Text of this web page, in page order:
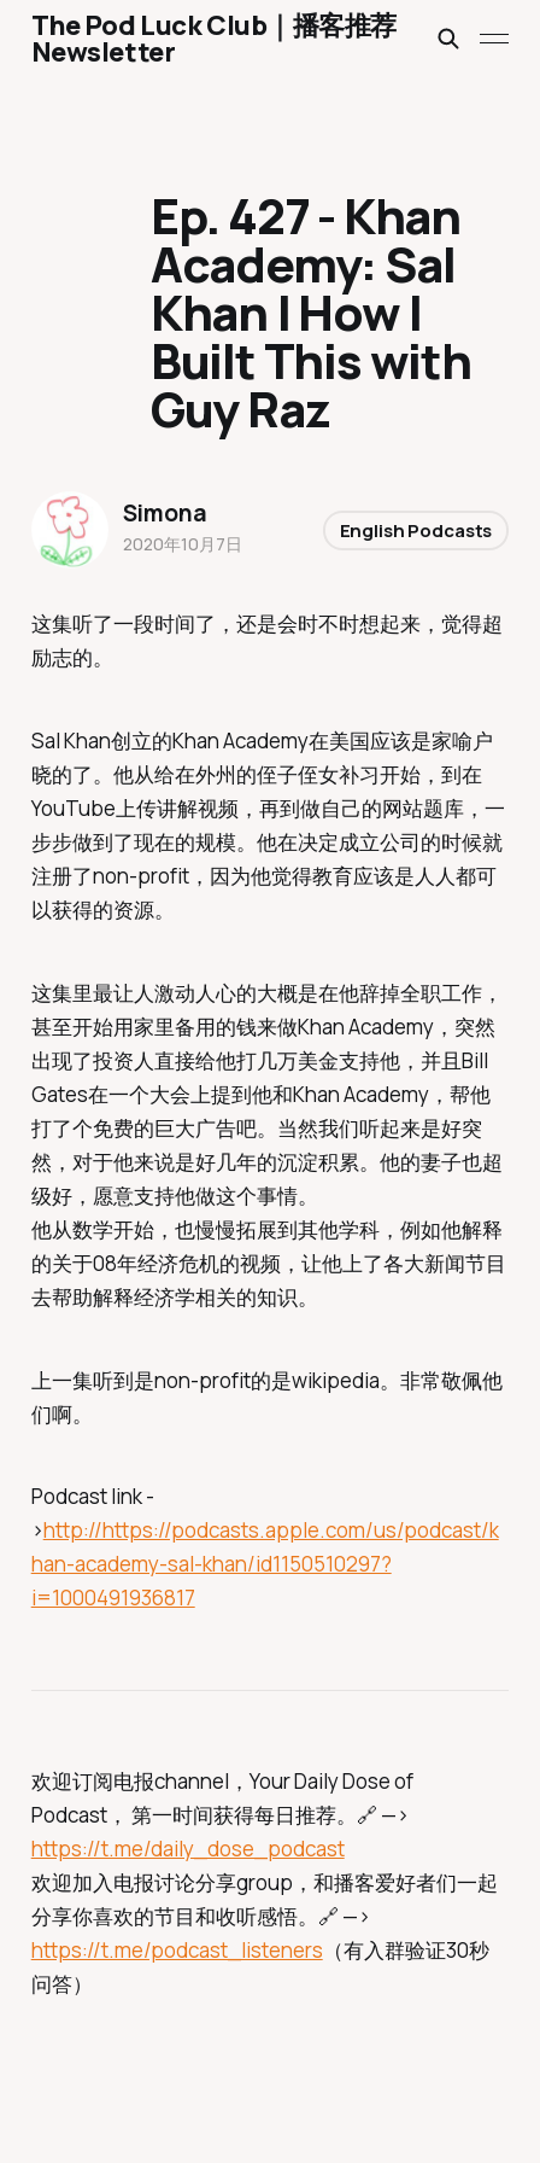
The Pod Luck Club｜播客推荐
Newsletter
这集听了一段时间了，还是会时不时想起来，觉得超
励志的。
Sal Khan创立的Khan Academy在美国应该是家喻户
晓的了。他从给在外州的侄子侄女补习开始，到在
YouTube上传讲解视频，再到做自己的网站题库，一
步步做到了现在的规模。他在决定成立公司的时候就
注册了non-profit，因为他觉得教育应该是人人都可
以获得的资源。
这集里最让人激动人心的大概是在他辞掉全职工作，
甚至开始用家里备用的钱来做Khan Academy，突然
出现了投资人直接给他打几万美金支持他，并且Bill
Gates在一个大会上提到他和Khan Academy，帮他
打了个免费的巨大广告吧。当然我们听起来是好突
然，对于他来说是好几年的沉淀积累。他的妻子也超
级好，愿意支持他做这个事情。
他从数学开始，也慢慢拓展到其他学科，例如他解释
的关于08年经济危机的视频，让他上了各大新闻节目
去帮助解释经济学相关的知识。
上一集听到是non-profit的是wikipedia。非常敬佩他
们啊。
Podcast link -
>http://https://podcasts.apple.com/us/podcast/k
han-academy-sal-khan/id1150510297?
i=1000491936817
欢迎订阅电报channel，Your Daily Dose of
Podcast， 第一时间获得每日推荐。🔗 —>
https://t.me/daily_dose_podcast
欢迎加入电报讨论分享group，和播客爱好者们一起
分享你喜欢的节目和收听感悟。🔗 —>
https://t.me/podcast_listeners （有入群验证30秒
问答）
Ep. 427 - Khan
Academy: Sal
Khan | How I
Built This with
Guy Raz
Simona
2020年10月7日
English Podcasts